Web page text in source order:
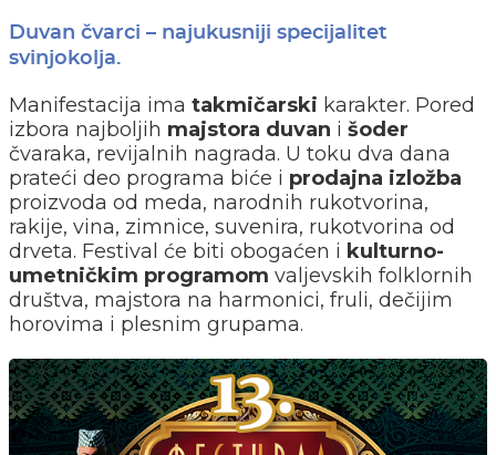
Duvan čvarci – najukusniji specijalitet
svinjokolja.
Manifestacija ima takmičarski karakter. Pored
izbora najboljih majstora duvan i šoder
čvaraka, revijalnih nagrada. U toku dva dana
prateći deo programa biće i prodajna izložba
proizvoda od meda, narodnih rukotvorina,
rakije, vina, zimnice, suvenira, rukotvorina od
drveta. Festival će biti obogaćen i kulturno-
umetničkim programom valjevskih folklornih
društva, majstora na harmonici, fruli, dečijim
horovima i plesnim grupama.